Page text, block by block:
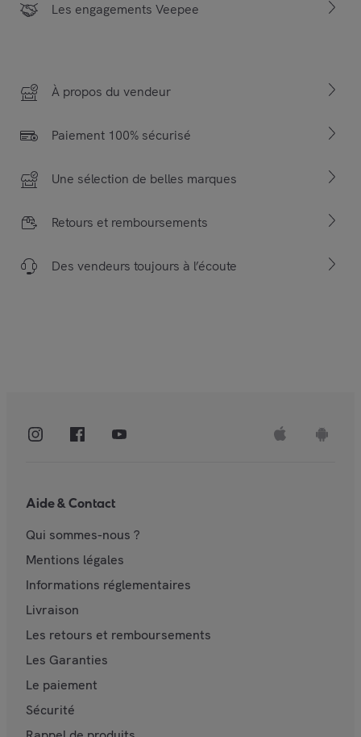
Les engagements Veepee
À propos du vendeur
Paiement 100% sécurisé
Une sélection de belles marques
Retours et remboursements
Des vendeurs toujours à l’écoute
Aide & Contact
Qui sommes-nous ?
Mentions légales
Informations réglementaires
Livraison
Les retours et remboursements
Les Garanties
Le paiement
Sécurité